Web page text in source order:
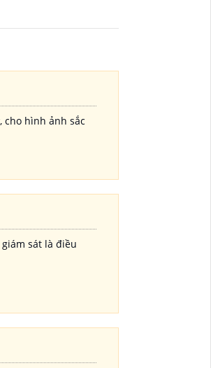
cho hình ảnh sắc
sát là điều